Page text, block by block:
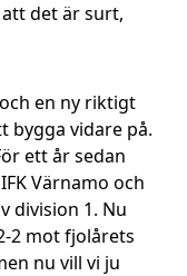
det är surt,
en ny riktigt
bygga vidare på.
ett år sedan
Värnamo och
division 1. Nu
2 mot fjolårets
nu vill vi ju